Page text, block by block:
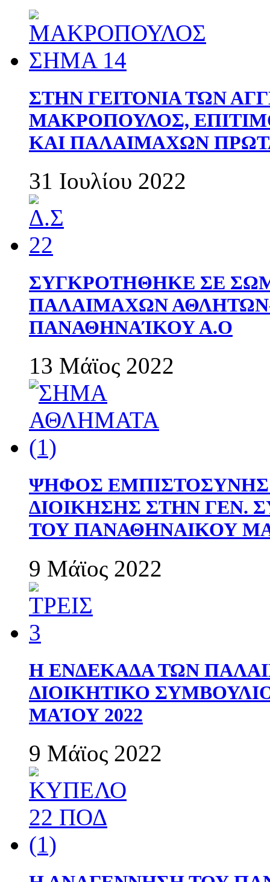
ΣΤΗΝ ΓΕΙΤΟΝΙΑ ΤΩΝ
ΜΑΚΡΟΠΟΥΛΟΣ,
ΚΑΙ ΠΑΛΑΙΜΑΧΩΝ
31 Ιουλίου 2022
ΣΥΓΚΡΟΤΗΘΗΚΕ ΣΕ
ΠΑΛΑΙΜΑΧΩΝ
ΠΑΝΑΘΗΝΑΊΚΟΥ Α.Ο
13 Μάϊος 2022
ΨΗΦΟΣ
ΔΙΟΙΚΗΣΗΣ ΣΤΗΝ ΓΕΝ.
ΤΟΥ ΠΑΝΑΘΗΝΑΙΚΟΥ
9 Μάϊος 2022
Η ΕΝΔΕΚΑΔΑ ΤΩΝ
ΔΙΟΙΚΗΤΙΚΟ
ΜΑΊΟΥ 2022
9 Μάϊος 2022